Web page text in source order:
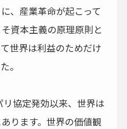
、産業革命が起こって
資本主義の原理原則と
世界は利益のためだけ
。
リ協定発効以来、世界は
ります。世界の価値観